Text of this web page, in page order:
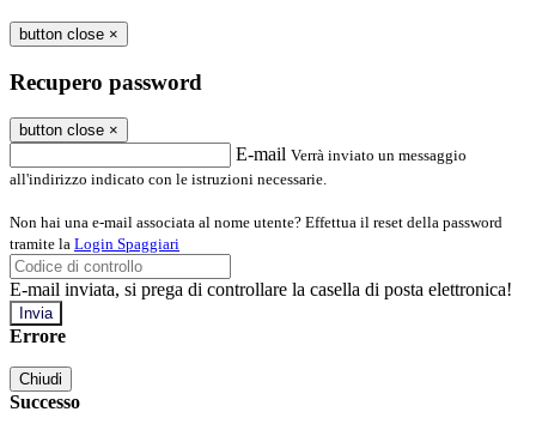
button close ×
Recupero password
button close ×
E-mail Verrà inviato un messaggio
all'indirizzo indicato con le istruzioni necessarie.
Non hai una e-mail associata al nome utente? Effettua il reset della password
tramite la Login Spaggiari
E-mail inviata, si prega di controllare la casella di posta elettronica!
Errore
Chiudi
Successo